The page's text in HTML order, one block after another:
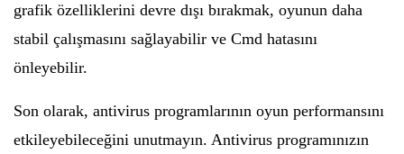
grafik özelliklerini devre dışı bırakmak, oyunun daha
stabil çalışmasını sağlayabilir ve Cmd hatasını
önleyebilir.
Son olarak, antivirus programlarının oyun performansını
etkileyebileceğini unutmayın. Antivirus programınızın